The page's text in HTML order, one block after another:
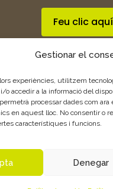
Gestionar el
experiències, utilitzem
o accedir a la informació del
processar dades com
en aquest lloc. No consentir o
característiques i funcions.
Denegar
Feu clic aquí